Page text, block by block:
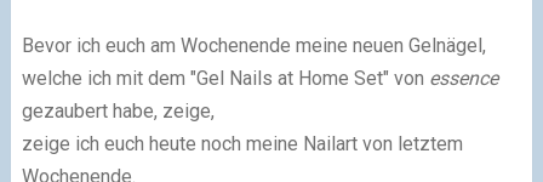
Bevor ich euch am Wochenende meine neuen Gelnägel,
welche ich mit dem "Gel Nails at Home Set" von essence
gezaubert habe, zeige,
zeige ich euch heute noch meine Nailart von letztem
Wochenende.